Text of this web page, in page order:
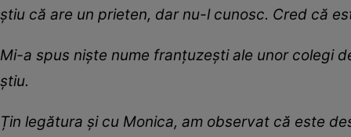
știu că are un prieten, dar nu-l cunosc. Cred că
Mi-a spus niște nume franțuzești ale unor colegi
știu.
Țin legătura și cu Monica, am observat că este